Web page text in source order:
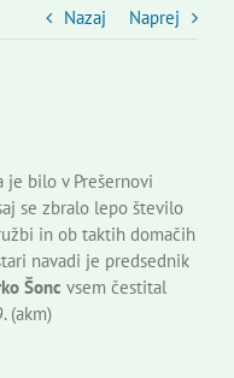
Nazaj Naprej
je bilo v Prešernovi
se zbralo lepo število
in ob taktih domačih
navadi je predsednik
Šonc vsem čestital
(akm)